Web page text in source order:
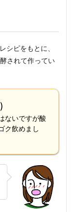
シピをもとに、
されて作ってい
ないですが酸
ク飲めまし